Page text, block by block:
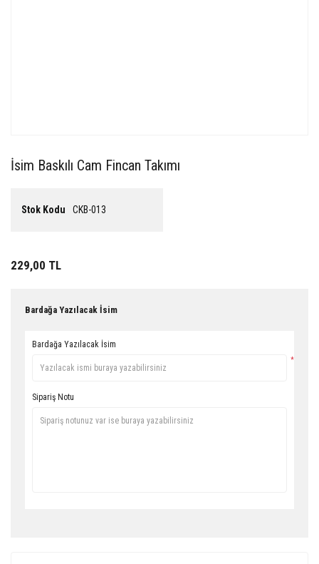
İsim Baskılı Cam Fincan Takımı
Stok Kodu CKB-013
229,00 TL
Bardağa Yazılacak İsim
Bardağa Yazılacak İsim
*
Sipariş Notu